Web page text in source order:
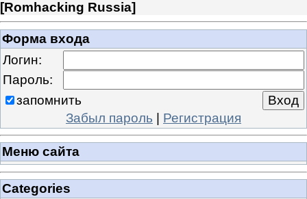
[Romhacking Russia]
Форма входа
Логин:
Пароль:
запомнить
Забыл пароль | Регистрация
Меню сайта
Categories